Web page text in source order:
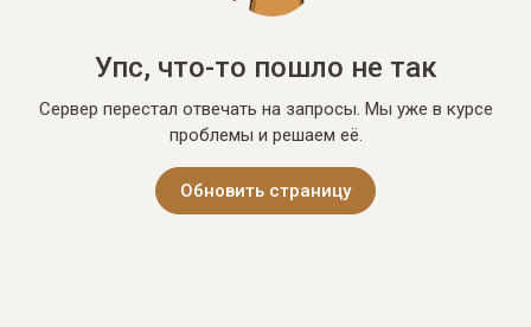
Упс, что-то пошло не так
Сервер перестал отвечать на запросы. Мы уже в курсе
проблемы и решаем её.
Обновить страницу